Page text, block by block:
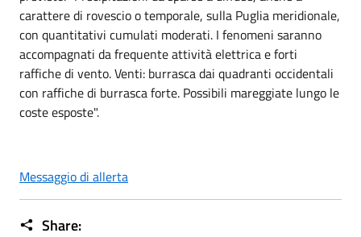
carattere di rovescio o temporale, sulla Puglia meridionale,
con quantitativi cumulati moderati. I fenomeni saranno
accompagnati da frequente attività elettrica e forti
raffiche di vento. Venti: burrasca dai quadranti occidentali
con raffiche di burrasca forte. Possibili mareggiate lungo le
coste esposte".
Messaggio di allerta
Share: